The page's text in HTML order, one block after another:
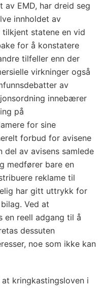
EMD, har dreid seg
innholdet av
tilkjent statene en vid
for å konstatere
tilfeller enn der
virkninger også
av
innebærer
på
for sine
forbud for avisene
del av avisens samlede
medfører bare en
reklame til
har gitt uttrykk for
Ved at
en reell adgang til å
dessuten
noe som ikke kan
kringkastingsloven i